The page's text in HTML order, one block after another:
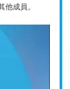
成員。